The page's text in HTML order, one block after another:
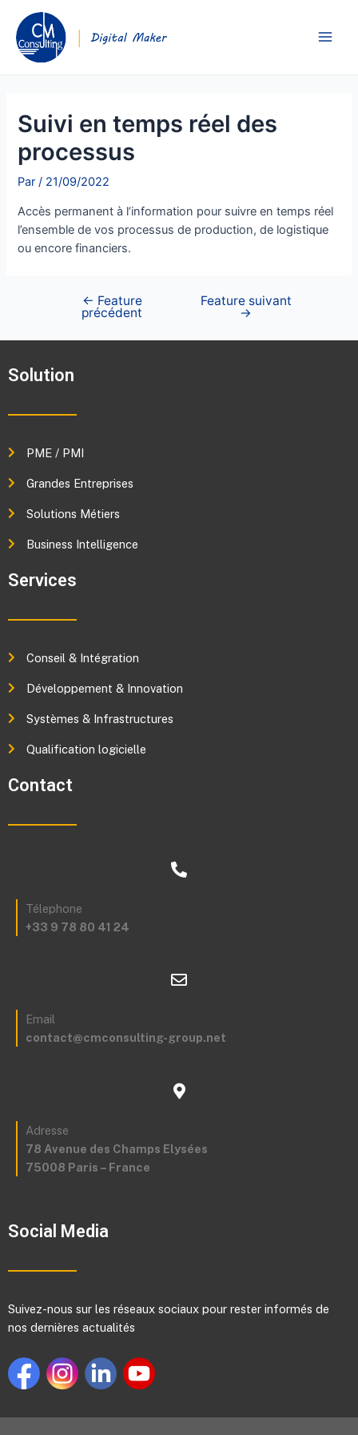
Suivi en temps réel des
processus
Par/ 21/09/2022
Accès permanent à l’information pour suivre en temps réel
l’ensemble de vos processus de production, de logistique
ou encore financiers.
← Feature
précédent
Feature suivant
→
Solution
PME / PMI
Grandes Entreprises
Solutions Métiers
Business Intelligence
Services
Conseil & Intégration
Développement & Innovation
Systèmes & Infrastructures
Qualification logicielle
Contact
Télephone
+33 9 78 80 41 24
Email
contact@cmconsulting-group.net
Adresse
78 Avenue des Champs Elysées
75008 Paris – France
Social Media
Suivez-nous sur les réseaux sociaux pour rester informés de
nos dernières actualités